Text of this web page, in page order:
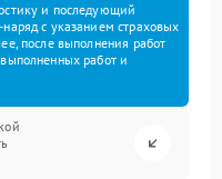
и последующий
с указанием страховых
после выполнения работ
работ и